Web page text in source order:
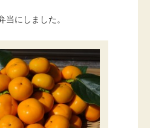
当にしました。